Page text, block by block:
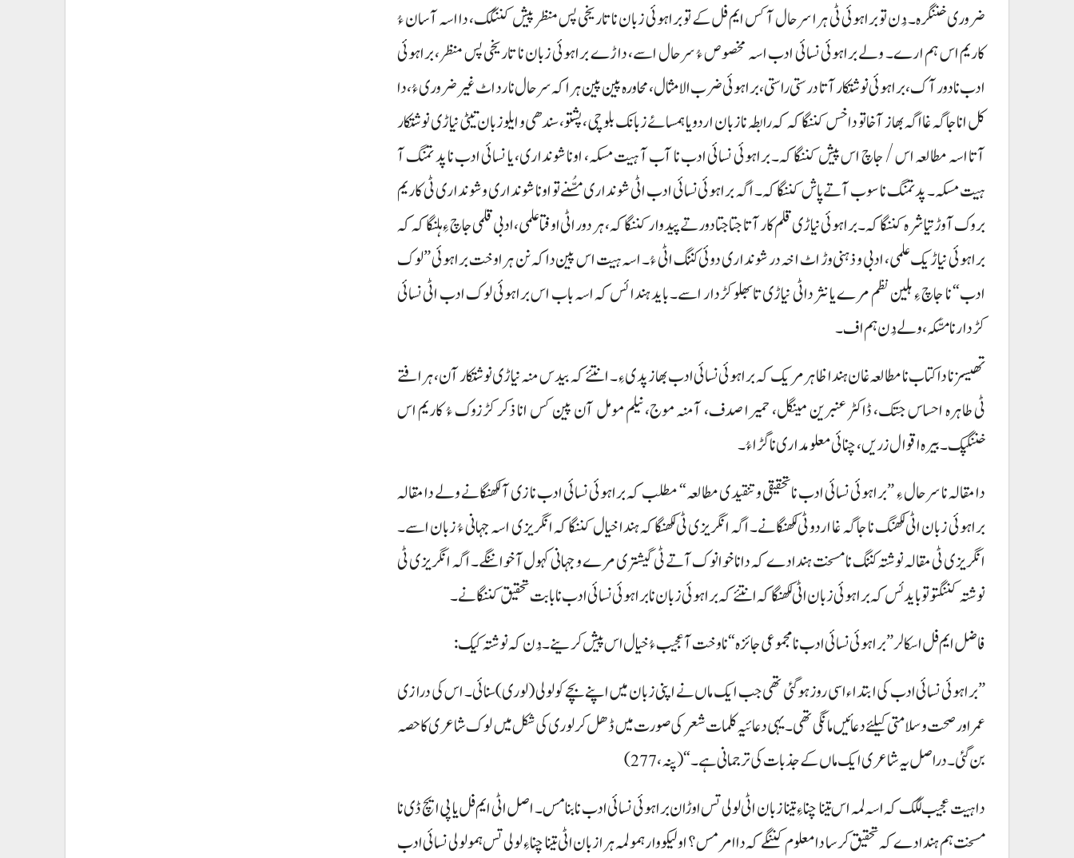
ضروری خننگرہ۔ دُن تو براہوئی ٹی ہرا سرحال آ کس ایم فل کے تو براہوئی زبان نا تاریخی پس منظر پیش کننگک، دا اسہ آسان ءُ
کاریم اس ہم ارے۔ ولے براہوئی نسائی ادب اسہ مخصوص ءُ سرحال اسے، داڑے براہوئی زبان نا تاریخی پس منظر، براہوئی
ادب نا دور آک، براہوئی نوشتکار آتا درستی راستی، براہوئی ضرب الامثال، محاورہ پین پین ہرا کہ سرحال نا رد اٹ غیر ضروری ءُ، دا
کل انا جاگہ غا اگہ بھاز آخا تو داخس کننگاکہ کہ رابطہ نا زبان اردو یا ہمسائے زبانک بلوچی، پشتو، سندھی و ایلو زبان تیٹی نیاڑی نوشتکار
آتا اسہ مطالعہ اس / جاچ اس پیش کننگاکہ۔ براہوئی نسائی ادب نا آب آ ہیت مسکہ، اونا شونداری، یا نسائی ادب نا پد تمنگ آ
ہیت مسکہ۔ پد تمنگ نا سوب آتے پاش کننگاکہ۔ اگہ براہوئی نسائی ادب اٹی شونداری مسُّنے تو اونا شونداری و شونداری ٹی کاریم
بروک آ وڑ تیا شرہ کننگاکہ۔ براہوئی نیاڑی قلم کار آتا جتا جتا دور تے پیدوار کننگاکہ، ہر دور اٹی اوفتا علمی، ادبی قلمی جاچ ءِ ہلنگاکہ کہ
براہوئی نیاڑیک علمی، ادبی و ذہنی وڑ اٹ اخہ در شونداری دوئی کننگ اٹی ءُ۔ اسہ ہیت اس پین داکہ نن ہرا وخت براہوئی ”لوک
ادب“ نا جاچ ءِ ہلین نظم مرے یا نثر داٹی نیاڑی تا بھلو کڑدار اسے۔ باید ہندا ئس کہ اسہ باب اس براہوئی لوک ادب اٹی نسائی
کڑدار نا مسَّکہ، ولے دُن ہم اف۔
تھیسز نا دا کتاب نا مطالعہ غان ہندا ظاہر مریک کہ براہوئی نسائی ادب بھاز پدی ءِ۔ انتئے کہ بیدس منہ نیاڑی نوشتکار آن، ہرافتے
ٹی طاہرہ احساس جتک، ڈاکٹر عنبرین مینگل، حمیرا صدف، آمنہ موج، نیلم مومل آن پین کس انا ذکر کڑزوک ءُ کاریم اس
خننگپک۔ بیرہ اقوال زریں، چنائی معلومداری نا گڑا ءُ۔
دا مقالہ نا سرحال ءِ ”براہوئی نسائی ادب نا تحقیقی و تنقیدی مطالعہ“ مطلب کہ براہوئی نسائی ادب نا زی آ لکھنگانے ولے دا مقالہ
براہوئی زبان اٹی لکھنگ نا جاگہ غا اردو ٹی لکھنگانے۔ اگہ انگریزی ٹی لکھنگاکہ ہندا خیال کننگاکہ انگریزی اسہ جہانی ءُ زبان اسے۔
انگریزی ٹی مقالہ نوشتہ کننگ نا مسخت ہندادے کہ دانا خوانوک آتے ٹی گیشتری مرے و جہانی کہول آ خواننگے۔ اگہ انگریزی ٹی
نوشتہ کننگتو تو باید ئس کہ براہوئی زبان اٹی لکھنگاکہ انتئے کہ براہوئی زبان نا براہوئی نسائی ادب نا بابت تحقیق کننگانے۔
فاضل ایم فل اسکالر ”براہوئی نسائی ادب نا مجموعی جائزہ“ نا وخت آ عجیب ءُ خیال اس پیش کرینے۔ دُن کہ نوشتہ کیک:
”براہوئی نسائی ادب کی ابتداءاسی روز ہوگئی تھی جب ایک ماں نے اپنی زبان میں اپنے بچے کو لولی (لوری) سنائی۔ اس کی درازی
عمر اور صحت و سلامتی کیلئے دعائیں مانگی تھی۔ یہی دعائیہ کلمات شعر کی صورت میں ڈھل کر لوری کی شکل میں لوک شاعری کا حصہ
بن گئی۔ دراصل یہ شاعری ایک ماں کے جذبات کی ترجمانی ہے۔“(پنہ، 277)
دا ہیت عجیب لگک کہ اسہ لمہ اس تینا چناءِ تینا زبان اٹی لولی تس اوڑان براہوئی نسائی ادب نا بنا مس۔ اصل اٹی ایم فل یا پی ایچ ڈی نا
مسخت ہم ہندادے کہ تحقیق کرسا دا معلوم کننگے کہ دا امر مس؟ اولیکو وار ہمو لمہ ہرا زبان اٹی تینا چنا ءِ لولی تس ہمو لولی نسائی ادب